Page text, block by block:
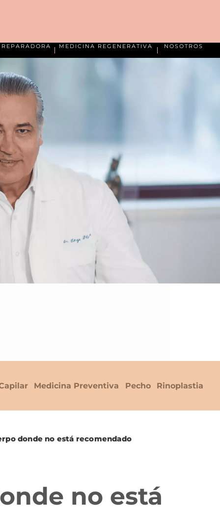
MEDICINA REGENERATIVA NOSOTROS
Medicina Preventiva Pecho Rinoplastia
donde no está recomendado
no está